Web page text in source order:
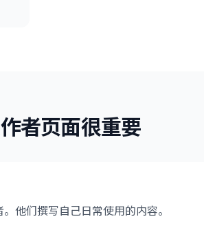
者页面很重要
他们撰写自己日常使用的内容。